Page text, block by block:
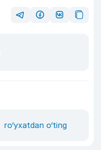
ro‘yxatdan o‘ting